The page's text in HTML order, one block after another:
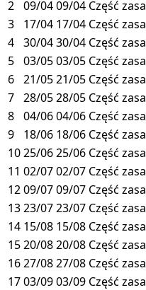
2 09/0409/04 Część
3
17/04 17/04 Część
4 30/0430/04 Część
5 03/0503/05 Część
6 21/0521/05 Część
7 28/0528/05 Część
8 04/0604/06 Część
9
18/06 18/06 Część
1025/0625/06 Część
11 02/0702/07 Część
1209/0709/07 Część
1323/0723/07 Część
14 15/08 15/08 Część
1520/0820/08 Część
1627/0827/08 Część
1703/0903/09 Część